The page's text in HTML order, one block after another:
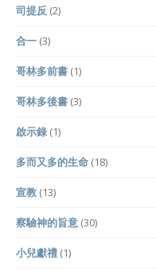
司提反 (2)
合一 (3)
哥林多前書 (1)
哥林多後書 (3)
啟示錄 (1)
多而又多的生命 (18)
宣教 (13)
察驗神的旨意 (30)
小兒獻禮 (1)